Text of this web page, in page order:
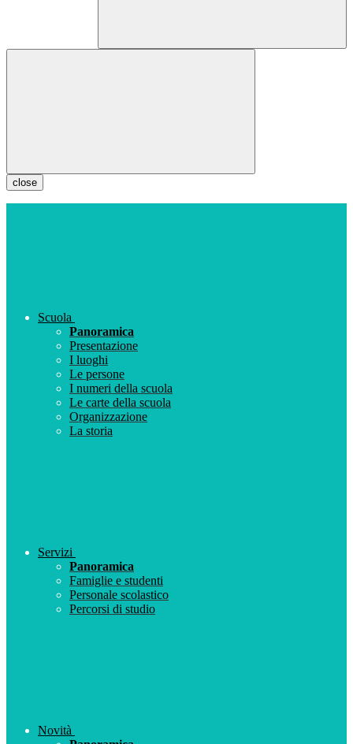
close
Scuola
Panoramica
Presentazione
I luoghi
Le persone
I numeri della scuola
Le carte della scuola
Organizzazione
La storia
Servizi
Panoramica
Famiglie e studenti
Personale scolastico
Percorsi di studio
Novità